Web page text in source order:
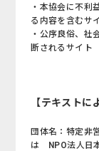
・本協会に不利
る内容を含むサ
・公序良俗、社
断されるサイト
【テキストに
団体名：特定非
は NPO法人日